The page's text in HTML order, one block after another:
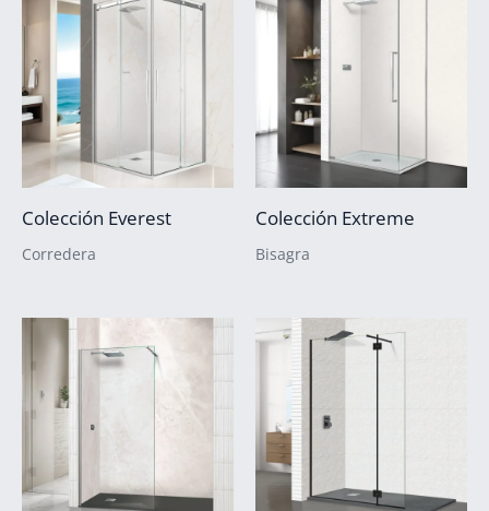
Colección Everest
Corredera
Colección Extreme
Bisagra